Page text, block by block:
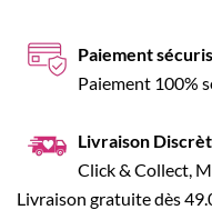
Paiement
Paiement 100%
Livraison
Click & Collect,
Livraison gratuite dès